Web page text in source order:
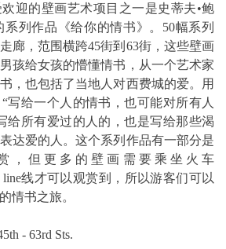
的壁画艺术项目之一是史蒂夫•鲍
系列作品《给你的情书》。50幅系列
廊，范围横跨45街到63街，这些壁画
孩给女孩的懵懂情书，从一个艺术家
，也包括了当地人对西费城的爱。用
写给一个人的情书，也可能对所有人
给所有爱过的人的，也是写给那些渴
达爱的人。这个系列作品有一部分是
，但更多的壁画需要乘坐火车
line线才可以观赏到，所以游客们可以
情书之旅。
- 63rd Sts.